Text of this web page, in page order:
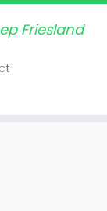
Friesland